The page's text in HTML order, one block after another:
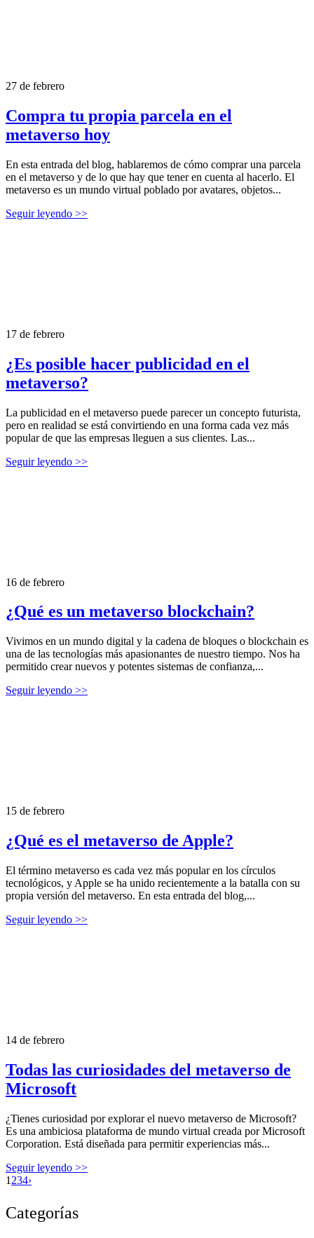
27 de febrero
Compra tu propia parcela en el
metaverso hoy
En esta entrada del blog, hablaremos de cómo comprar una parcela
en el metaverso y de lo que hay que tener en cuenta al hacerlo. El
metaverso es un mundo virtual poblado por avatares, objetos...
Seguir leyendo >>
17 de febrero
¿Es posible hacer publicidad en el
metaverso?
La publicidad en el metaverso puede parecer un concepto futurista,
pero en realidad se está convirtiendo en una forma cada vez más
popular de que las empresas lleguen a sus clientes. Las...
Seguir leyendo >>
16 de febrero
¿Qué es un metaverso blockchain?
Vivimos en un mundo digital y la cadena de bloques o blockchain es
una de las tecnologías más apasionantes de nuestro tiempo. Nos ha
permitido crear nuevos y potentes sistemas de confianza,...
Seguir leyendo >>
15 de febrero
¿Qué es el metaverso de Apple?
El término metaverso es cada vez más popular en los círculos
tecnológicos, y Apple se ha unido recientemente a la batalla con su
propia versión del metaverso. En esta entrada del blog,...
Seguir leyendo >>
14 de febrero
Todas las curiosidades del metaverso de
Microsoft
¿Tienes curiosidad por explorar el nuevo metaverso de Microsoft?
Es una ambiciosa plataforma de mundo virtual creada por Microsoft
Corporation. Está diseñada para permitir experiencias más...
Seguir leyendo >>
1 234›
Categorías